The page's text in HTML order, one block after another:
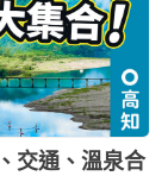
交通、溫泉合